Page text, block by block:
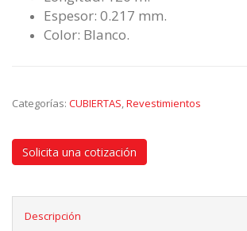
Espesor: 0.217 mm.
Color: Blanco.
Categorías: CUBIERTAS Revestimientos
Solicita una cotización
Descripción